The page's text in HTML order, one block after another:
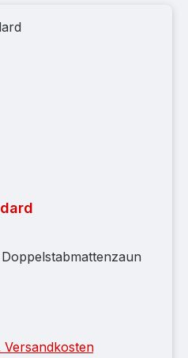
Standard
Versandkosten